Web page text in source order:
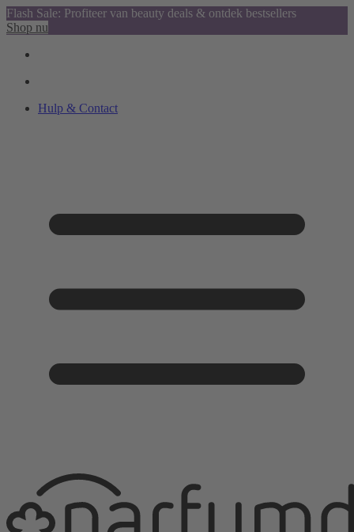
Flash Sale: Profiteer van beauty deals & ontdek bestsellers
Shop nu
Hulp & Contact